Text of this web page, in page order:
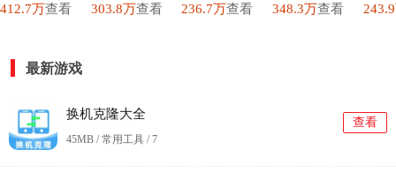
412.7万查看 303.8万查看 236.7万查看 348.3万查看
最新游戏
换机克隆大全
45MB / 常用工具 /7
查看